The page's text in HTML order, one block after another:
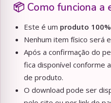
📦 Como funciona a
Este é um produto
Nenhum item físico será
Após a confirmação do
fica disponível conforme
de produto.
O download pode ser